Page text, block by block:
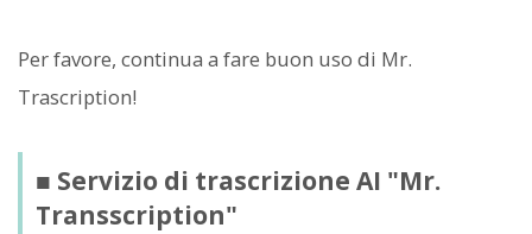
Per favore, continua a fare buon uso di Mr.
Trascription!
■ Servizio di trascrizione AI "Mr.
Transscription"